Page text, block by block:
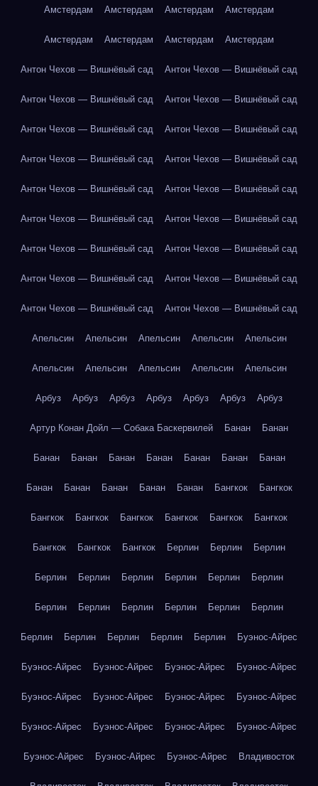
Амстердам Амстердам Амстердам Амстердам
Амстердам Амстердам Амстердам Амстердам
Антон Чехов — Вишнёвый сад Антон Чехов — Вишнёвый сад
Антон Чехов — Вишнёвый сад Антон Чехов — Вишнёвый сад
Антон Чехов — Вишнёвый сад Антон Чехов — Вишнёвый сад
Антон Чехов — Вишнёвый сад Антон Чехов — Вишнёвый сад
Антон Чехов — Вишнёвый сад Антон Чехов — Вишнёвый сад
Антон Чехов — Вишнёвый сад Антон Чехов — Вишнёвый сад
Антон Чехов — Вишнёвый сад Антон Чехов — Вишнёвый сад
Антон Чехов — Вишнёвый сад Антон Чехов — Вишнёвый сад
Антон Чехов — Вишнёвый сад Антон Чехов — Вишнёвый сад
Апельсин Апельсин Апельсин Апельсин Апельсин
Апельсин Апельсин Апельсин Апельсин Апельсин
Арбуз Арбуз Арбуз Арбуз Арбуз Арбуз Арбуз
Артур Конан Дойл — Собака Баскервилей Банан Банан
Банан Банан Банан Банан Банан Банан Банан
Банан Банан Банан Банан Банан Бангкок Бангкок
Бангкок Бангкок Бангкок Бангкок Бангкок Бангкок
Бангкок Бангкок Бангкок Берлин Берлин Берлин
Берлин Берлин Берлин Берлин Берлин Берлин
Берлин Берлин Берлин Берлин Берлин Берлин
Берлин Берлин Берлин Берлин Берлин Буэнос-Айрес
Буэнос-Айрес Буэнос-Айрес Буэнос-Айрес Буэнос-Айрес
Буэнос-Айрес Буэнос-Айрес Буэнос-Айрес Буэнос-Айрес
Буэнос-Айрес Буэнос-Айрес Буэнос-Айрес Буэнос-Айрес
Буэнос-Айрес Буэнос-Айрес Буэнос-Айрес Владивосток